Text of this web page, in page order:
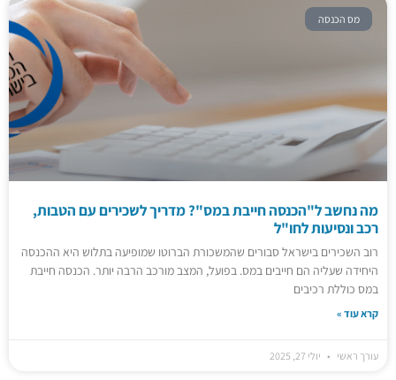
מס הכנסה
מה נחשב ל"הכנסה חייבת במס"? מדריך לשכירים עם הטבות,
רכב ונסיעות לחו"ל
רוב השכירים בישראל סבורים שהמשכורת הברוטו שמופיעה בתלוש היא ההכנסה
היחידה שעליה הם חייבים במס. בפועל, המצב מורכב הרבה יותר. הכנסה חייבת
במס כוללת רכיבים
קרא עוד »
עורך ראשי יולי 27, 2025